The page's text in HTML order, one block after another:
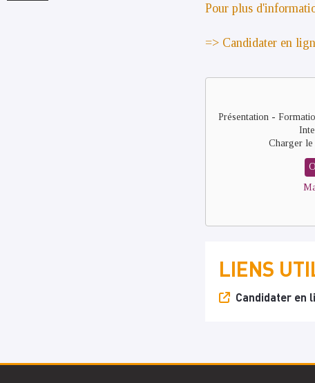
Pour plus
=> Candidater en
Remote
Présentation -
Charger le
LIENS
Candidater en